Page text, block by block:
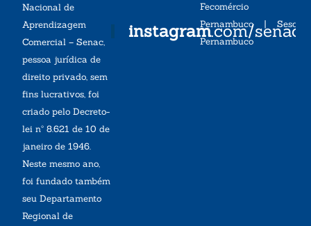
Nacional de
Aprendizagem
Comercial – Senac,
pessoa jurídica de
direito privado, sem
fins lucrativos, foi
criado pelo Decreto-
lei nº 8.621 de 10 de
janeiro de 1946.
Neste mesmo ano,
foi fundado também
seu Departamento
Regional de
instagram.com/
Fecomércio
Pernambuco| Sesc
Pernambuco